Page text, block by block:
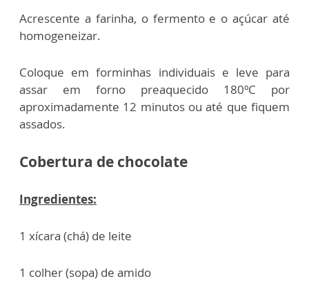
Acrescente a farinha, o fermento e o açúcar até
homogeneizar.
Coloque em forminhas individuais e leve para
assar em forno preaquecido 180ºC por
aproximadamente 12 minutos ou até que fiquem
assados.
Cobertura de chocolate
Ingredientes:
1 xícara (chá) de leite
1 colher (sopa) de amido